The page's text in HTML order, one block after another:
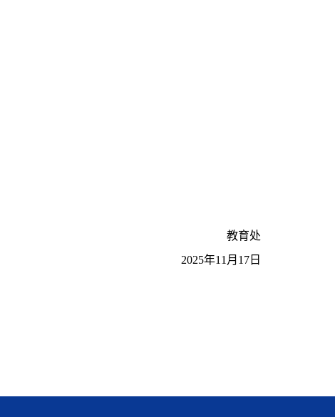
教育处
2025年11 月 17 日